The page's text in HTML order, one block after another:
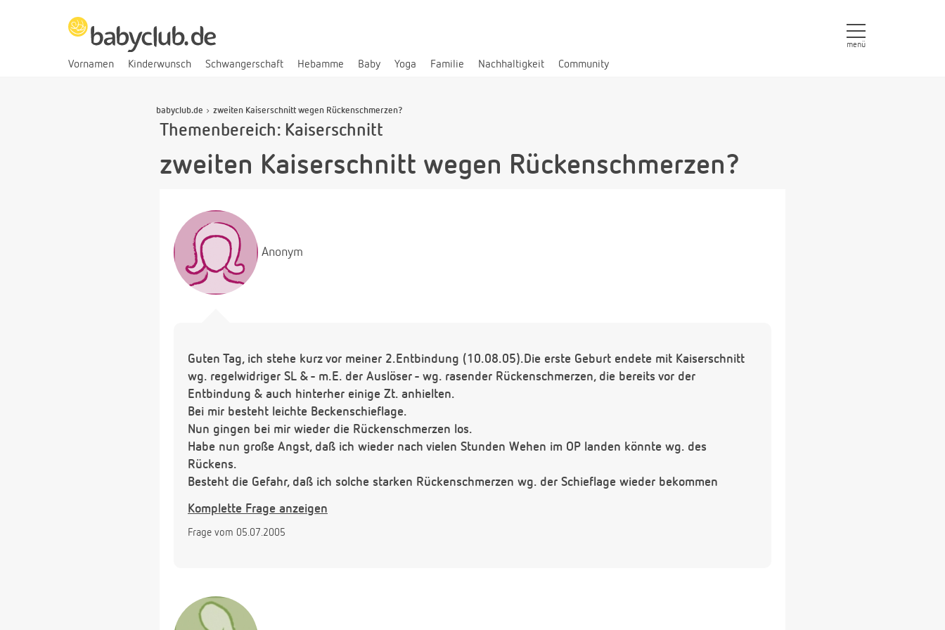
Vornamen Kinderwunsch Schwangerschaft Hebamme Baby Yoga Familie Nachhaltigkeit Community
menü
babyclub.de zweiten Kaiserschnitt wegen Rückenschmerzen?
Themenbereich: Kaiserschnitt
zweiten Kaiserschnitt wegen Rückenschmerzen?
Anonym
Guten Tag, ich stehe kurz vor meiner 2.Entbindung (10.08.05).Die erste Geburt endete mit Kaiserschnitt
wg. regelwidriger SL & - m.E. der Auslöser - wg. rasender Rückenschmerzen, die bereits vor der
Entbindung & auch hinterher einige Zt. anhielten.
Bei mir besteht leichte Beckenschieflage.
Nun gingen bei mir wieder die Rückenschmerzen los.
Habe nun große Angst, daß ich wieder nach vielen Stunden Wehen im OP landen könnte wg. des
Rückens.
Besteht die Gefahr, daß ich solche starken Rückenschmerzen wg. der Schieflage wieder bekommen
Auch die PDA hat nichts genützt. Ich erwäge selber schon den "Freiwilligen Kaiserschnitt" aus Angst.
Vielen Dank.
Komplette Frage anzeigen
Frage vom 05.07.2005